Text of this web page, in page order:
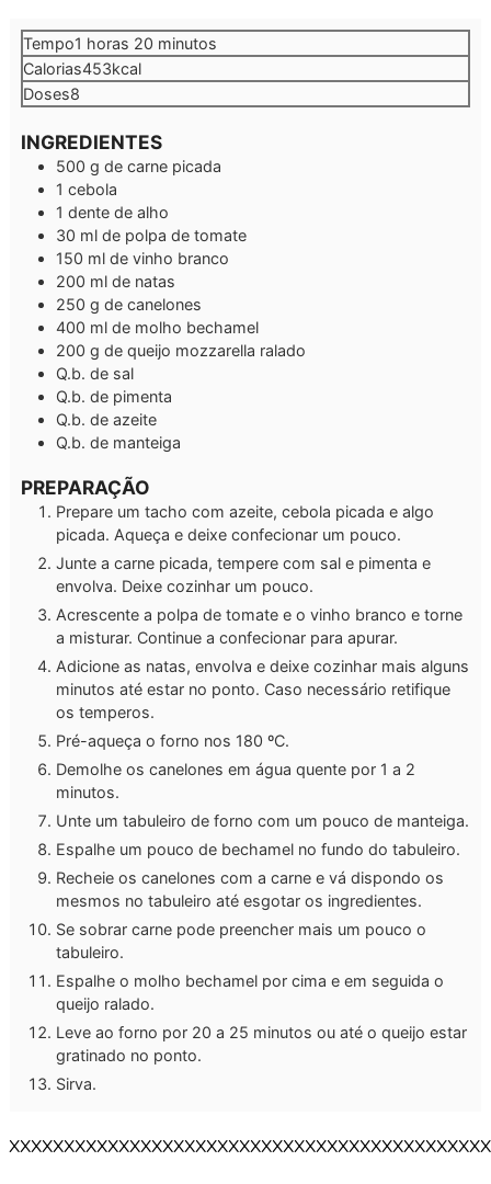
Tempo1 hora
horas 20 minutos
minutos
Calorias453kcal
Doses8
INGREDIENTES
500 g de carne picada
1 cebola
1 dente de alho
30 ml de polpa de tomate
150 ml de vinho branco
200 ml de natas
250 g de canelones
400 ml de molho bechamel
200 g de queijo mozzarella ralado
Q.b. de sal
Q.b. de pimenta
Q.b. de azeite
Q.b. de manteiga
PREPARAÇÃO
Prepare um tacho com azeite, cebola picada e algo
picada. Aqueça e deixe confecionar um pouco.
Junte a carne picada, tempere com sal e pimenta e
envolva. Deixe cozinhar um pouco.
Acrescente a polpa de tomate e o vinho branco e torne
a misturar. Continue a confecionar para apurar.
Adicione as natas, envolva e deixe cozinhar mais alguns
minutos até estar no ponto. Caso necessário retifique
os temperos.
Pré-aqueça o forno nos 180 ºC.
Demolhe os canelones em água quente por 1 a 2
minutos.
Unte um tabuleiro de forno com um pouco de manteiga.
Espalhe um pouco de bechamel no fundo do tabuleiro.
Recheie os canelones com a carne e vá dispondo os
mesmos no tabuleiro até esgotar os ingredientes.
Se sobrar carne pode preencher mais um pouco o
tabuleiro.
Espalhe o molho bechamel por cima e em seguida o
queijo ralado.
Leve ao forno por 20 a 25 minutos ou até o queijo estar
gratinado no ponto.
Sirva.